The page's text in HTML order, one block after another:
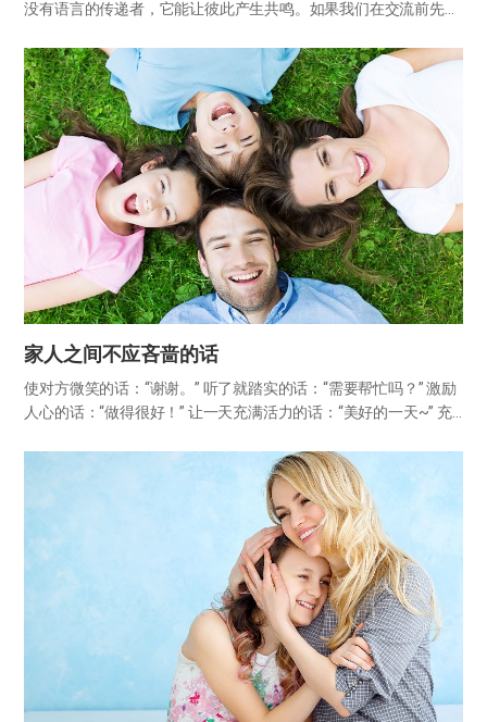
没有语言的传递者，它能让彼此产生共鸣。如果我们在交流前先展
是笑声最应当充盈的地方，家人是我们最应该让快乐的人。如果家
里没有…
家人之间不应吝啬的话
使对方微笑的话：“谢谢。” 听了就踏实的话：“需要帮忙吗？” 激励
人心的话：“做得很好！” 让一天充满活力的话：“美好的一天~” 充
棒！” 让心紧紧相连的话：“多亏了你。” 能让…